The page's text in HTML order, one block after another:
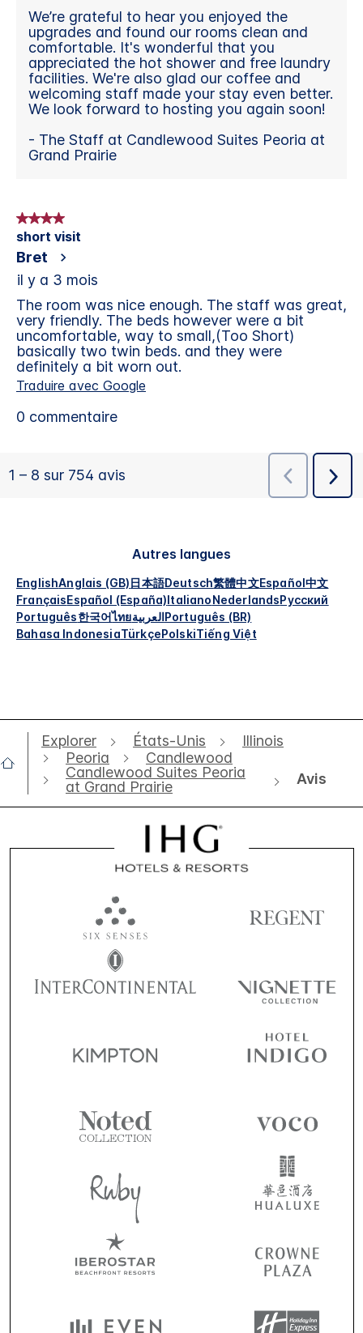
Autres langues
EnglishAnglais (GB)日本語Deutsch繁體中文Español中文
FrançaisEspañol (España)ItalianoNederlandsРусский
Português한국어ไทยالعربيةPortuguês (BR)
Bahasa IndonesiaTürkçePolskiTiếng Việt
Explorer États-Unis
Illinois
Peoria
Candlewood
Candlewood Suites Peoria
at Grand Prairie
Avis